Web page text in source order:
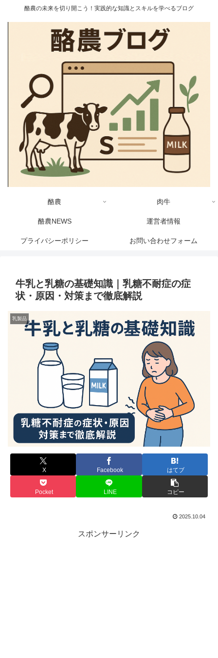
酪農の未来を切り開こう！実践的な知識とスキルを学べるブログ
酪農 肉牛
酪農NEWS 運営者情報
プライバシーポリシー お問い合わせフォーム
牛乳と乳糖の基礎知識｜乳糖不耐症の症
状・原因・対策まで徹底解説
乳製品
X Facebook はてブ
Pocket LINE コピー
2025.10.04
スポンサーリンク